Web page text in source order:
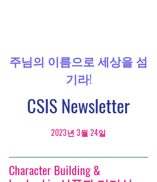
주님의 이름으로 세상을 섬
기라!
CSIS Newsletter
2023년 3월 24일
Character Building &